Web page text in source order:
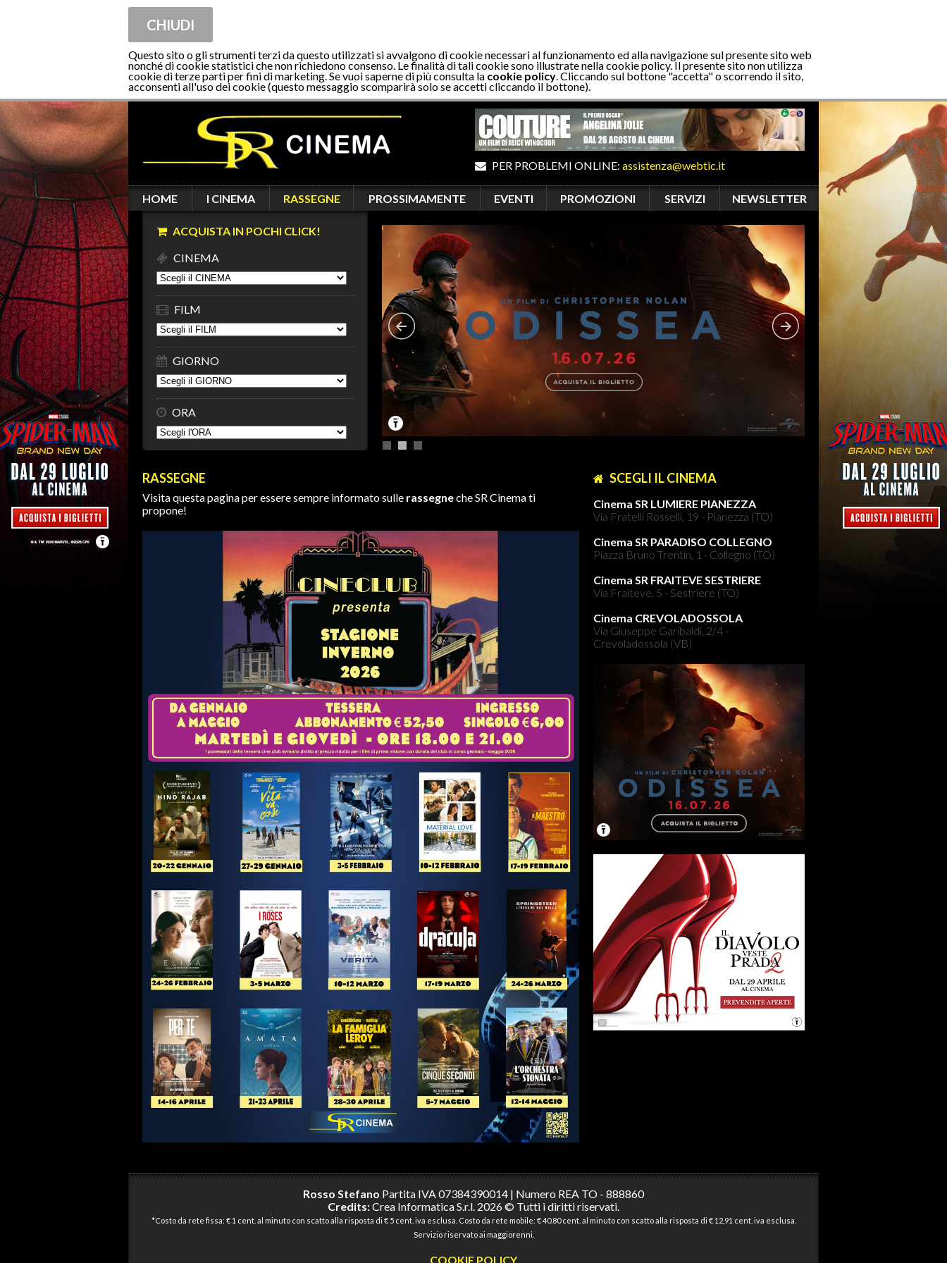
CHIUDI
Questo sito o gli strumenti terzi da questo utilizzati si avvalgono di cookie necessari al funzionamento ed alla navigazione sul presente sito web
nonché di cookie statistici che non richiedono consenso. Le finalità di tali cookie sono illustrate nella cookie policy. Il presente sito non utilizza
cookie di terze parti per fini di marketing. Se vuoi saperne di più consulta la cookie policy. Cliccando sul bottone "accetta" o scorrendo il sito,
acconsenti all'uso dei cookie (questo messaggio scomparirà solo se accetti cliccando il bottone).
PER PROBLEMI ONLINE: assistenza@webtic.it
HOME I CINEMA RASSEGNE PROSSIMAMENTE EVENTI PROMOZIONI SERVIZI NEWSLETTER
ACQUISTA IN POCHI CLICK!
CINEMA
FILM
GIORNO
ORA
RASSEGNE
Visita questa pagina per essere sempre informato sulle rassegneche SR Cinema ti
propone!
SCEGLI IL CINEMA
Cinema SR LUMIERE PIANEZZA
Via Fratelli Rosselli, 19 - Pianezza (TO)
Cinema SR PARADISO COLLEGNO
Piazza Bruno Trentin, 1 - Collegno (TO)
Cinema SR FRAITEVE SESTRIERE
Via Fraiteve, 5 - Sestriere (TO)
Cinema CREVOLADOSSOLA
Via Giuseppe Garibaldi, 2/4 -
Crevoladossola (VB)
Rosso Stefano Partita IVA 07384390014 | Numero REA TO - 888860
Credits:Crea Informatica S.r.l. 2026 © Tutti i diritti riservati.
*Costo da rete fissa: € 1 cent. al minuto con scatto alla risposta di € 5 cent. iva esclusa. Costo da rete mobile: € 40,80 cent. al minuto con scatto alla risposta di € 12,91 cent. iva esclusa.
Servizio riservato ai maggiorenni.
COOKIE POLICY